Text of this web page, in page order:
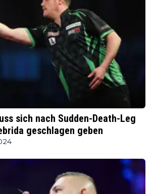
sich nach Sudden-Death-Leg
geschlagen geben